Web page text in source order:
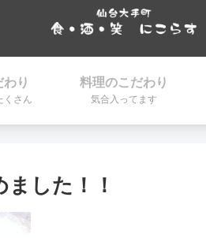
り
くさん
料理のこだわり
気合入ってます
した！！